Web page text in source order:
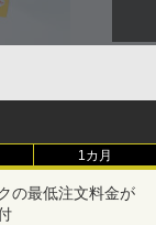
1カ月
の最低注文料金が